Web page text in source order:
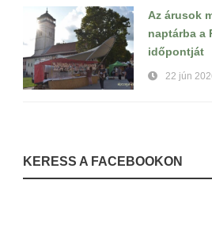
Az árusok
naptárba a
időpontját
22 jún
KERESS A FACEBOOKON